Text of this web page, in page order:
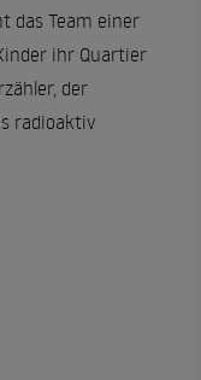
das Team einer
ihr Quartier
der
radioaktiv